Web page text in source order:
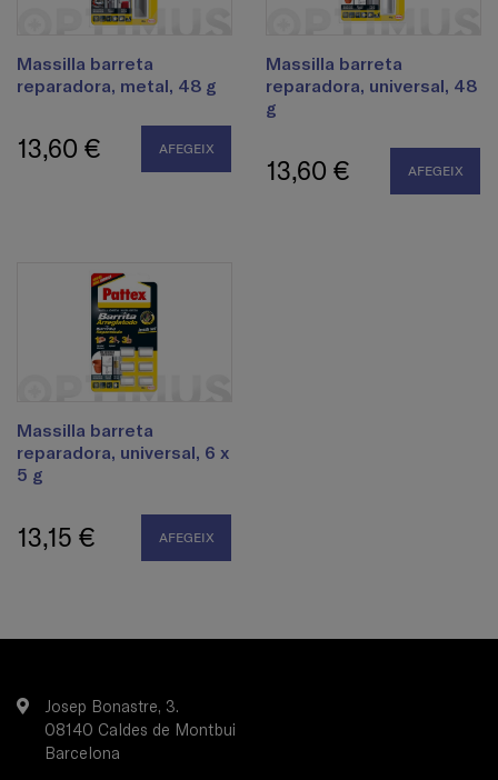
Massilla barreta
reparadora, metal, 48 g
13,60 € AFEGEIX
Massilla barreta
reparadora, universal, 48
g
13,60 € AFEGEIX
Massilla barreta
reparadora, universal, 6 x
5 g
13,15 € AFEGEIX
Josep Bonastre, 3.
08140 Caldes de Montbui
Barcelona